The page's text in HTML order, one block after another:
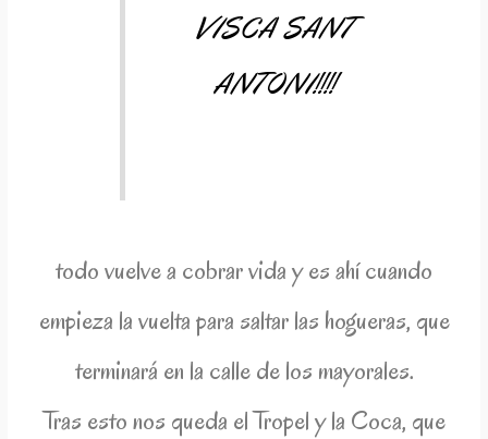
VISCA SANT
ANTONI!!!!
todo vuelve a cobrar vida y es ahí cuando
empieza la vuelta para saltar las hogueras, que
terminará en la calle de los mayorales.
Tras esto nos queda el Tropel y la Coca, que